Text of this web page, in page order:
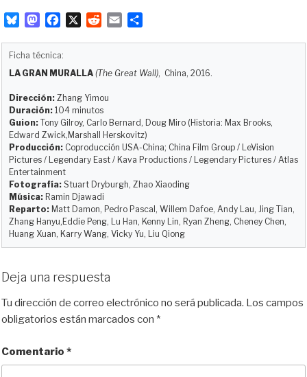
u
s
k
y
M
o
d
o
n
b
o
o
k
X
i
t
l
a
r
Ficha técnica:
LA GRAN MURALLA (The Great Wall), China, 2016.
Dirección: Zhang Yimou
Duración: 104 minutos
Guion: Tony Gilroy, Carlo Bernard, Doug Miro (Historia: Max Brooks,
Edward Zwick,Marshall Herskovitz)
Producción: Coproducción USA-China; China Film Group / LeVision
Pictures / Legendary East / Kava Productions / Legendary Pictures / Atlas
Entertainment
Fotografía: Stuart Dryburgh, Zhao Xiaoding
Música: Ramin Djawadi
Reparto: Matt Damon, Pedro Pascal, Willem Dafoe, Andy Lau, Jing Tian,
Zhang Hanyu,Eddie Peng, Lu Han, Kenny Lin, Ryan Zheng, Cheney Chen,
Huang Xuan, Karry Wang, Vicky Yu, Liu Qiong
Deja una respuesta
Tu dirección de correo electrónico no será publicada. Los campos
obligatorios están marcados con *
Comentario *